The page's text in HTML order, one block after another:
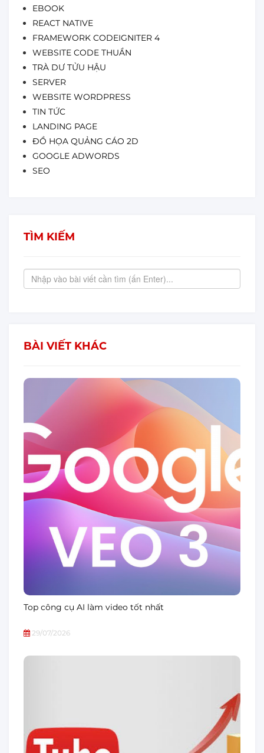
EBOOK
REACT NATIVE
FRAMEWORK CODEIGNITER 4
WEBSITE CODE THUẦN
TRÀ DƯ TỬU HẬU
SERVER
WEBSITE WORDPRESS
TIN TỨC
LANDING PAGE
ĐỒ HỌA QUẢNG CÁO 2D
GOOGLE ADWORDS
SEO
TÌM KIẾM
BÀI VIẾT KHÁC
Top công cụ AI làm video tốt nhất
29/07/2026